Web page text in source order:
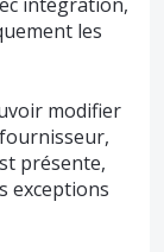
les
modifier
présente,
exceptions